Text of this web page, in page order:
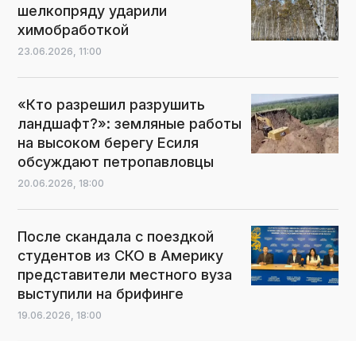
шелкопряду ударили
химобработкой
23.06.2026, 11:00
«Кто разрешил разрушить
ландшафт?»: земляные работы
на высоком берегу Есиля
обсуждают петропавловцы
20.06.2026, 18:00
После скандала с поездкой
студентов из СКО в Америку
представители местного вуза
выступили на брифинге
19.06.2026, 18:00